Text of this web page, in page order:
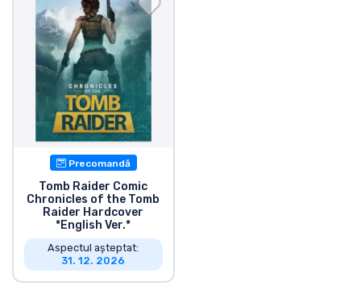
Precomandă
Tomb Raider Comic
Chronicles of the Tomb
Raider Hardcover
*English Ver.*
Aspectul așteptat:
31. 12. 2026
Sortare după serie
Sortare după filme
Sortare după desene animate
Sortare după Anime
Sortare după jocuri
Sortare după sport